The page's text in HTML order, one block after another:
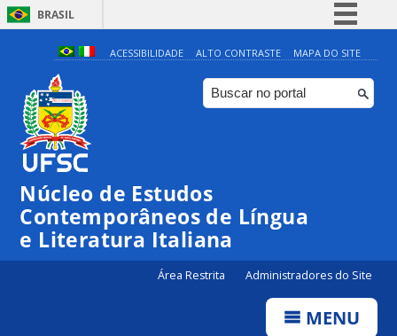
BRASIL
Simplifique!
Comunica BR
Participe
ACESSIBILIDADE ALTO CONTRASTE MAPA DO SITE
Núcleo de Estudos
Contemporâneos de Língua
e Literatura Italiana
Área Restrita Administradores do Site
MENU